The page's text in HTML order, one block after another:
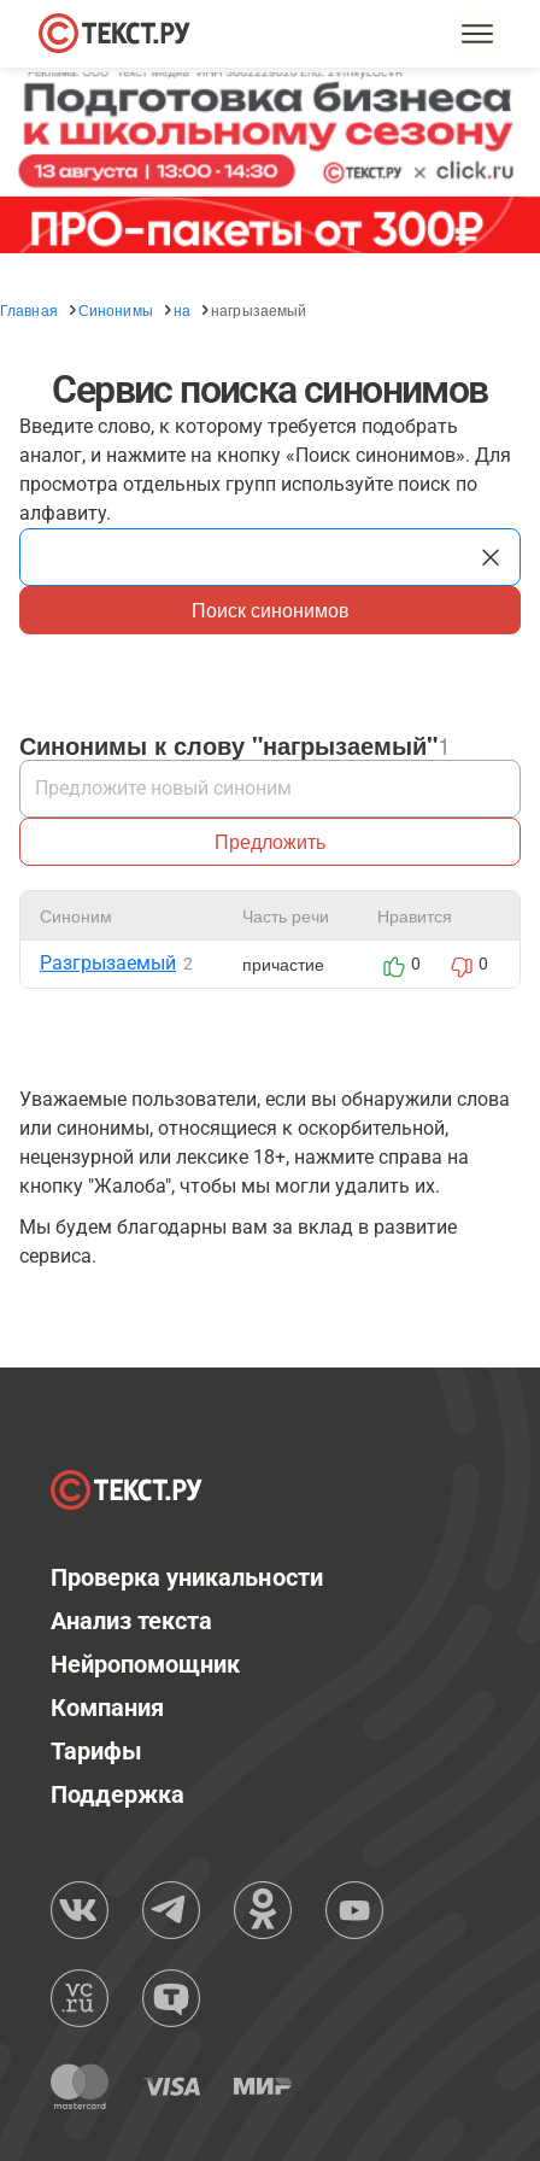
Главная Синонимы на нагрызаемый
Сервис поиска синонимов
Введите слово, к которому требуется подобрать
аналог, и нажмите на кнопку «Поиск синонимов». Для
просмотра отдельных групп используйте поиск по
алфавиту.
Поиск синонимов
Синонимы к слову "нагрызаемый"1
Предложить
Синоним Часть речи Нравится
Разгрызаемый 2 причастие 0 0
Уважаемые пользователи, если вы обнаружили слова
или синонимы, относящиеся к оскорбительной,
нецензурной или лексике 18+, нажмите справа на
кнопку "Жалоба", чтобы мы могли удалить их.
Мы будем благодарны вам за вклад в развитие
сервиса.
Проверка уникальности
Анализ текста
Нейропомощник
Компания
Тарифы
Поддержка